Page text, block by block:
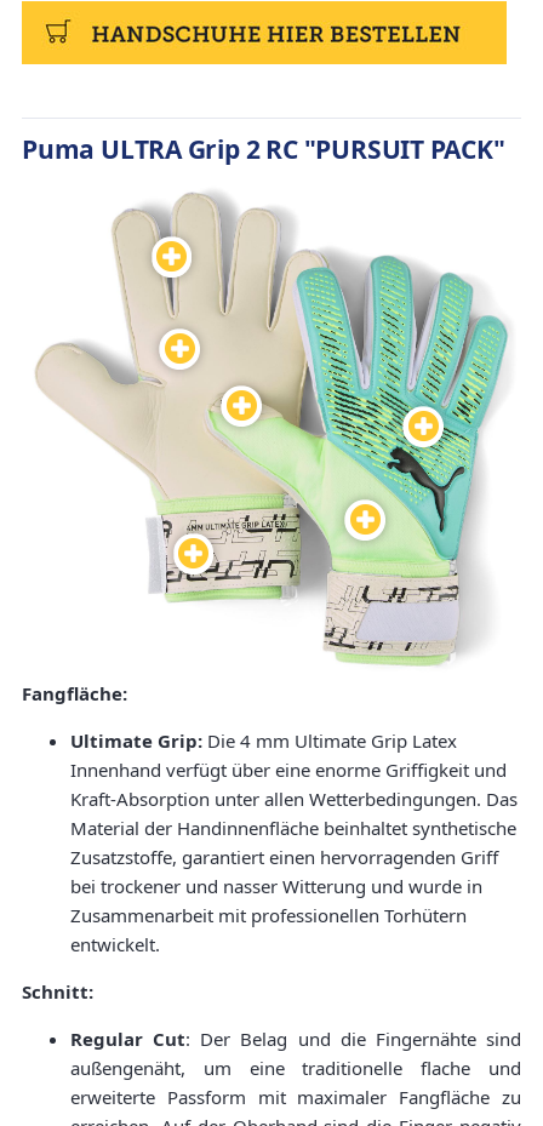
Puma ULTRA Grip 2 RC "PURSUIT PACK"
Fangfläche:
Ultimate Grip: Die 4 mm Ultimate Grip Latex
Innenhand verfügt über eine enorme Griffigkeit und
Kraft-Absorption unter allen Wetterbedingungen. Das
Material der Handinnenfläche beinhaltet synthetische
Zusatzstoffe, garantiert einen hervorragenden Griff
bei trockener und nasser Witterung und wurde in
Zusammenarbeit mit professionellen Torhütern
entwickelt.
Schnitt:
Regular Cut: Der Belag und die Fingernähte sind
außengenäht, um eine traditionelle flache und
erweiterte Passform mit maximaler Fangfläche zu